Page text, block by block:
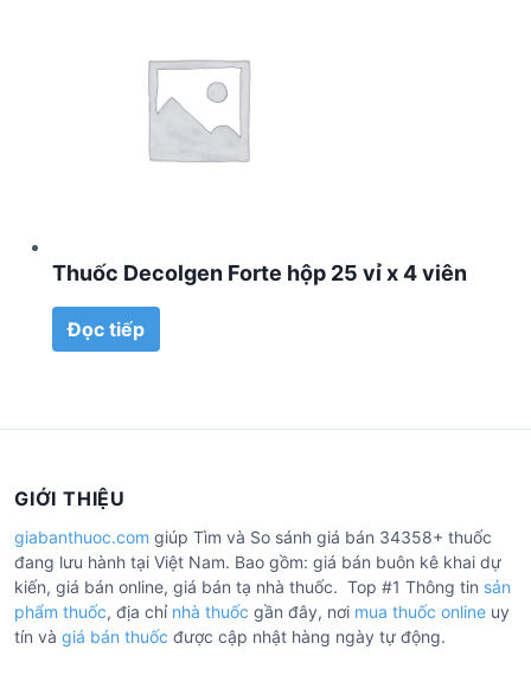
Thuốc Decolgen Forte hộp 25 vỉ x 4 viên
Đọc tiếp
GIỚI THIỆU
giabanthuoc.com giúp Tìm và So sánh giá bán 34358+ thuốc
đang lưu hành tại Việt Nam. Bao gồm: giá bán buôn kê khai dự
kiến, giá bán online, giá bán tạ nhà thuốc. Top #1 Thông tin sản
phẩm thuốc, địa chỉ nhà thuốc gần đây, nơi mua thuốc online uy
tín và giá bán thuốc được cập nhật hàng ngày tự động.